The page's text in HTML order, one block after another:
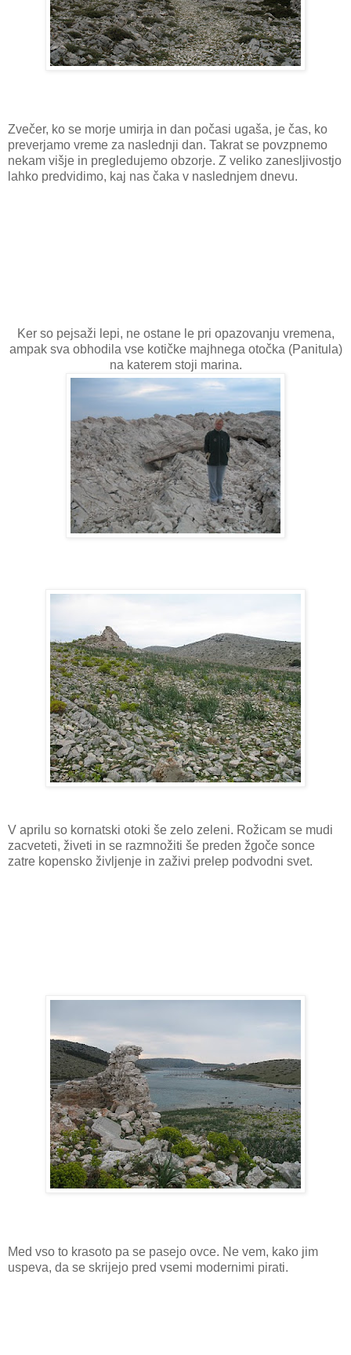
Zvečer, ko se morje umirja in dan počasi ugaša, je čas, ko
preverjamo vreme za naslednji dan. Takrat se povzpnemo
nekam višje in pregledujemo obzorje. Z veliko zanesljivostjo
lahko predvidimo, kaj nas čaka v naslednjem dnevu.
Ker so pejsaži lepi, ne ostane le pri opazovanju vremena,
ampak sva obhodila vse kotičke majhnega otočka (Panitula)
na katerem stoji marina.
V aprilu so kornatski otoki še zelo zeleni. Rožicam se mudi
zacveteti, živeti in se razmnožiti še preden žgoče sonce
zatre kopensko življenje in zaživi prelep podvodni svet.
Med vso to krasoto pa se pasejo ovce. Ne vem, kako jim
uspeva, da se skrijejo pred vsemi modernimi pirati.